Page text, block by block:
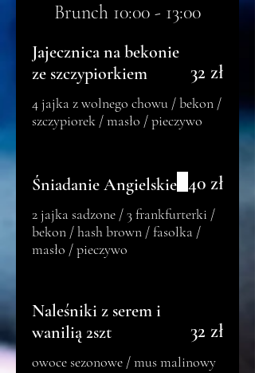
Brunch 10:00 - 13:00
Jajecznica na bekonie
ze szczypiorkiem
4 jajka z wolnego chowu / bekon /
szczypiorek / masło / pieczywo
32 zł
Śniadanie Angielskie
2 jajka sadzone / 3 frankfurterki /
bekon / hash brown / fasolka /
masło / pieczywo
40 zł
Naleśniki z serem i
wanilią 2szt
owoce sezonowe / mus malinowy
32 zł